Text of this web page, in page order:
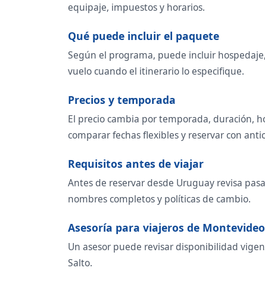
equipaje, impuestos y horarios.
Qué puede incluir el paquete
Según el programa, puede incluir
vuelo cuando el itinerario lo especifique.
Precios y temporada
El precio cambia por temporada, duración,
comparar fechas flexibles y reservar con
Requisitos antes de viajar
Antes de reservar desde Uruguay revisa
nombres completos y políticas de cambio.
Asesoría para viajeros de Montevideo
Un asesor puede revisar disponibilidad
Salto.